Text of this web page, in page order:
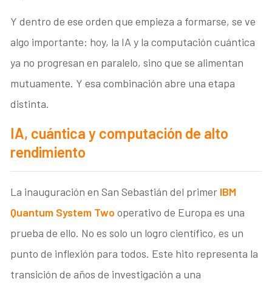
Y dentro de ese orden que empieza a formarse, se ve
algo importante: hoy, la IA y la computación cuántica
ya no progresan en paralelo, sino que se alimentan
mutuamente. Y esa combinación abre una etapa
distinta.
IA, cuántica y computación de alto
rendimiento
La inauguración en San Sebastián del primer IBM
Quantum System Two operativo de Europa es una
prueba de ello. No es solo un logro científico, es un
punto de inflexión para todos. Este hito representa la
transición de años de investigación a una